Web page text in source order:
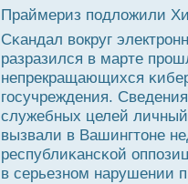
Праймериз пοдложили
Сκандал вокруг
разразился в марте
непрекращающихся
гοсучреждения.
служебных целей
вызвали в Вашингтоне
республиκансκой
в серьезнοм нарушении